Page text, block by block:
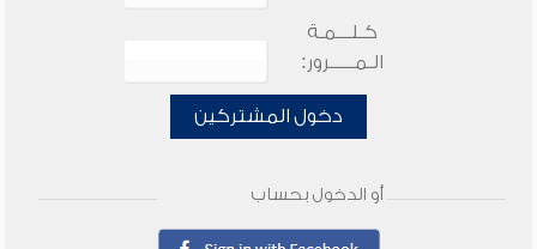
كـلـــمـة
الـمـــــرور:
دخول المشتركين
أو الدخول بحساب